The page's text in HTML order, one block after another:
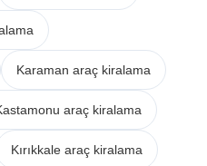
Karaman araç kiralama
araç kiralama
Kırıkkale araç kiralama